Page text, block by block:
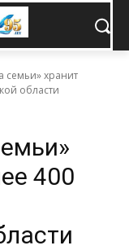
семьи» хранит
области
400